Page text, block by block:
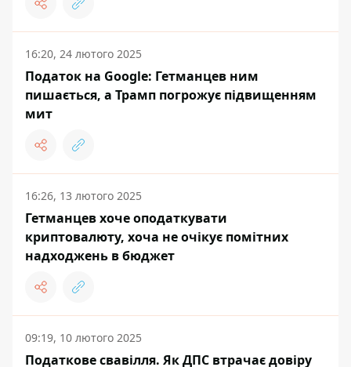
16:20, 24 лютого 2025
Податок на Google: Гетманцев ним
пишається, а Трамп погрожує підвищенням
мит
16:26, 13 лютого 2025
Гетманцев хоче оподаткувати
криптовалюту, хоча не очікує помітних
надходжень в бюджет
09:19, 10 лютого 2025
Податкове свавілля. Як ДПС втрачає довіру